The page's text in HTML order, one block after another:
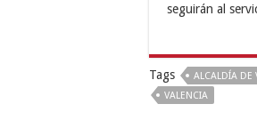
seguirán al
Tags ALCALDÍA DE
VALENCIA